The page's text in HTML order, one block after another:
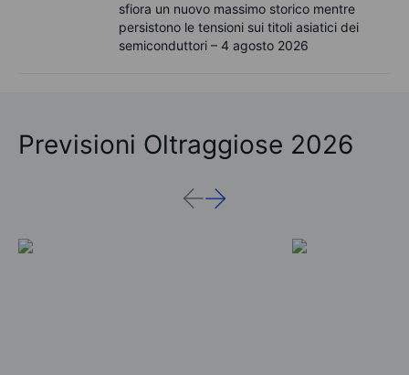
sfiora un nuovo massimo storico mentre
persistono le tensioni sui titoli asiatici dei
semiconduttori – 4 agosto 2026
Previsioni Oltraggiose 2026